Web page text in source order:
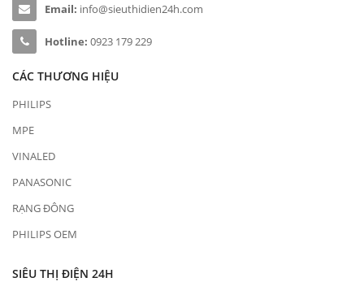
Email: info@sieuthidien24h.com
Hotline: 0923 179 229
CÁC THƯƠNG HIỆU
PHILIPS
MPE
VINALED
PANASONIC
RẠNG ĐÔNG
PHILIPS OEM
SIÊU THỊ ĐIỆN 24H